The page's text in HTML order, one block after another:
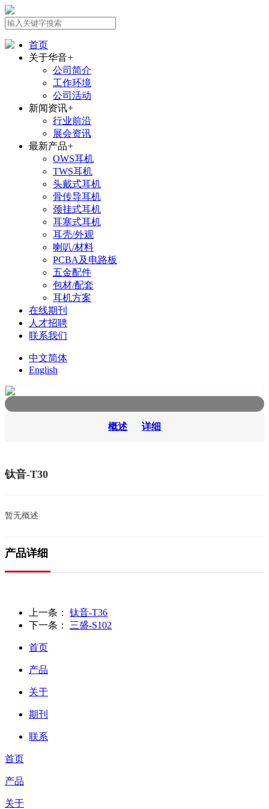
首页
关于华音+
公司简介
工作环境
公司活动
新闻资讯+
行业前沿
展会资讯
最新产品+
OWS耳机
TWS耳机
头戴式耳机
骨传导耳机
颈挂式耳机
耳塞式耳机
耳壳/外观
喇叭/材料
PCBA及电路板
五金配件
包材/配套
耳机方案
在线期刊
人才招聘
联系我们
中文简体
English
概述 详细
钛音-T30
暂无概述
产品详细
上一条： 钛音-T36
下一条： 三盛-S102
首页
产品
关于
期刊
联系
首页
产品
关于